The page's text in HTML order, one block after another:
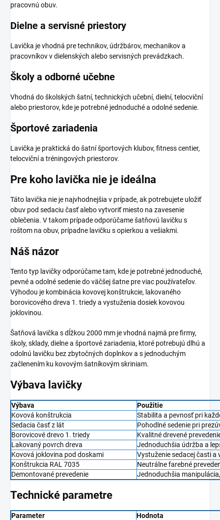
pracovnú obuv.
Dielne a servisné priestory
Lavička je vhodná pre technikov, údržbárov, mechanikov a
pracovníkov v dielenských alebo servisných prevádzkach.
Školy a odborné učebne
Vhodná do školských šatní, technických učební, dielní, telocviční
alebo priestorov, kde je potrebné jednoduché a odolné sedenie.
Športové zariadenia
Lavička je praktická do šatní športových klubov, fitness centier,
telocviční a tréningových priestorov.
Pre koho lavička nie je ideálna
Táto lavička nie je najvhodnejšia v prípade, ak potrebujete uložiť
obuv pod sedaciu časť alebo vytvoriť miesto na zavesenie
oblečenia. V takom prípade odporúčame šatňovú lavičku s
roštom na obuv, prípadne lavičku s opierkou a vešiakmi.
Náš názor
Tento typ lavičky odporúčame tam, kde je potrebné jednoduché,
pevné a odolné sedenie do väčšej šatne pre viac používateľov.
Výhodou je kombinácia kovovej konštrukcie, lakovaného
borovicového dreva 1. triedy a vystuženia dosiek kovovou
joklovinou.
Šatňová lavička s dĺžkou 2000 mm je vhodná najmä pre firmy,
školy, sklady, dielne a športové zariadenia, ktoré potrebujú dlhú a
odolnú lavičku bez zbytočných doplnkov a s jednoduchým
začlenením ku kovovým šatníkovým skriniam.
Výbava lavičky
Výbava
Použitie
Kovová konštrukcia
Stabilita a pevnosť pri
Sedacia časť z lát
Pohodlné sedenie pri
Borovicové drevo 1. triedy
Kvalitné drevené
Lakovaný povrch dreva
Jednoduchšia údržba a
Kovová joklovina pod doskami
Vystuženie sedacej časti a
Konštrukcia RAL 7035
Neutrálne farebné
Demontované prevedenie
Jednoduchšia
Technické parametre
Parameter
Hodnota